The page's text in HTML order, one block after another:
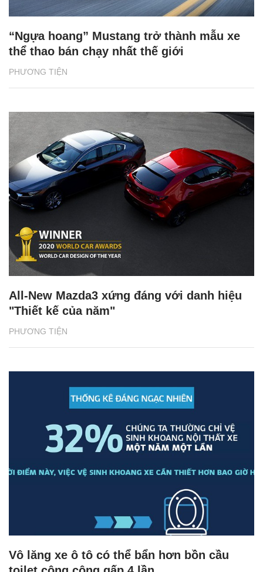
PHƯƠNG TIỆN
“Ngựa hoang” Mustang trở thành mẫu xe
thể thao bán chạy nhất thế giới
PHƯƠNG TIỆN
All-New Mazda3 xứng đáng với danh hiệu
"Thiết kế của năm"
Vô lăng xe ô tô có thể bẩn hơn bồn cầu